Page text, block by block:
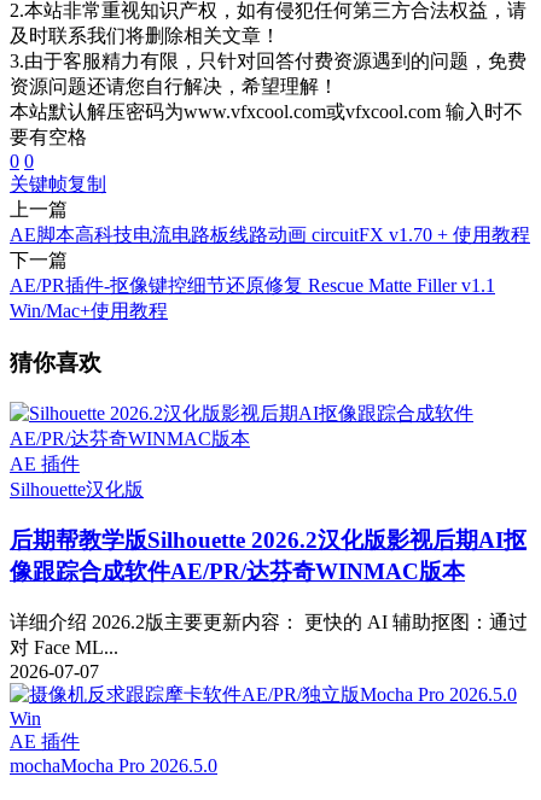
2.本站非常重视知识产权，如有侵犯任何第三方合法权益，请
及时联系我们将删除相关文章！
3.由于客服精力有限，只针对回答付费资源遇到的问题，免费
资源问题还请您自行解决，希望理解！
本站默认解压密码为www.vfxcool.com或vfxcool.com 输入时不
要有空格
0 0
关键帧复制
上一篇
AE脚本高科技电流电路板线路动画 circuitFX v1.70 + 使用教程
下一篇
AE/PR插件-抠像键控细节还原修复 Rescue Matte Filler v1.1
Win/Mac+使用教程
猜你喜欢
AE 插件
Silhouette汉化版
后期帮教学版Silhouette 2026.2汉化版影视后期AI抠
像跟踪合成软件AE/PR/达芬奇WINMAC版本
详细介绍 2026.2版主要更新内容： 更快的 AI 辅助抠图：通过
对 Face ML...
2026-07-07
AE 插件
mochaMocha Pro 2026.5.0